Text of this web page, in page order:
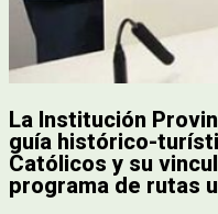
La Institución
guía histórico-
Católicos y su
programa de rutas